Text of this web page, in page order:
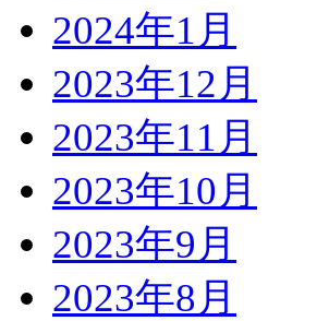
2024年1月
2023年12月
2023年11月
2023年10月
2023年9月
2023年8月